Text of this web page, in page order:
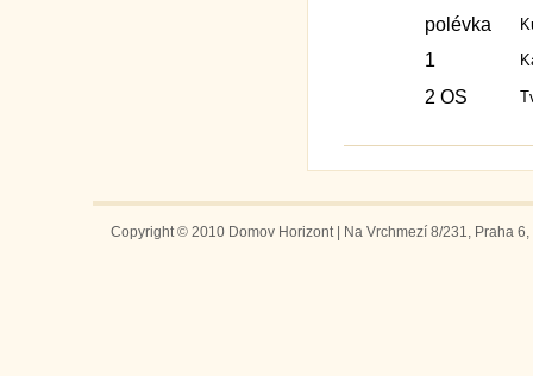
polévka
1
2 OS
Copyright © 2010 Domov Horizont | Na Vrchmezí 8/231, Praha